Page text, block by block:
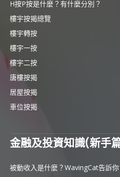
H按P按是什麼？有什麼分別？
樓宇按揭總覽
樓宇轉按
樓宇一按
樓宇二按
唐樓按揭
居屋按揭
車位按揭
金融及投資知識(新手
被動收入是什麼？WavingCat告訴